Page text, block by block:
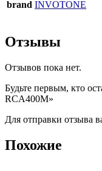
brand INVOTONE
Отзывы
Отзывов пока нет.
Будьте первым, кто
RCA400M»
Для отправки отзыва
Похожие